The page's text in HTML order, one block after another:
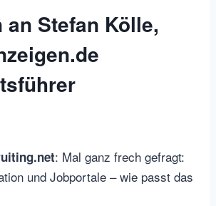
an Stefan Kölle,
: Mal ganz frech gefragt:
und Jobportale – wie passt das